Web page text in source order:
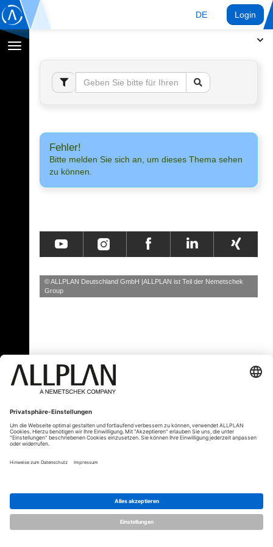
DE Login
Navigation
umschalten
Fehler!
Bitte melden Sie sich an, um dieses Thema sehen
zu können.
© ALLPLAN Deutschland GmbH ALLPLAN ist Teil der Nemetschek
Group